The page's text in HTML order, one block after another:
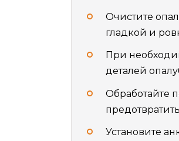
Очистите
гладкой и
При
деталей
Обработайте
Установите